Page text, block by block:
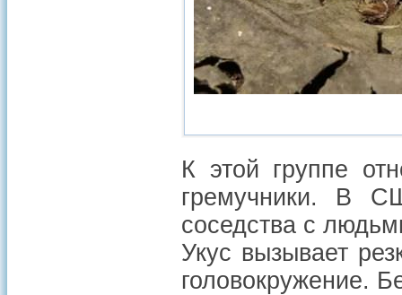
К этой группе
гремучники. В
соседства с
Укус вызывает
головокружение.